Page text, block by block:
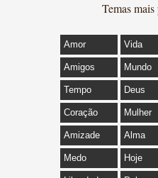
Temas
Amor Vida
Amigos Mundo
Tempo Deus
Coração Mulher
Amizade Alma
Medo Hoje